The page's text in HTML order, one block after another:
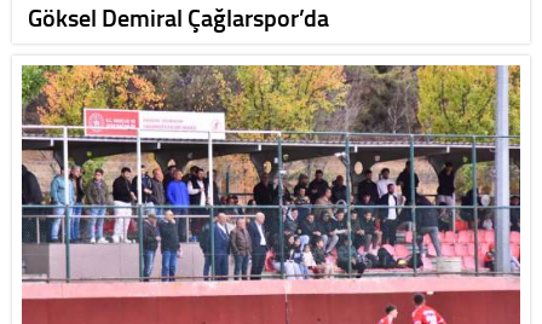
Göksel Demiral Çağlarspor’da